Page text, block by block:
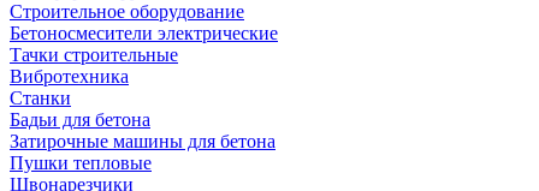
Строительное оборудование
Бетоносмесители электрические
Тачки строительные
Вибротехника
Станки
Бадьи для бетона
Затирочные машины для бетона
Пушки тепловые
Швонарезчики